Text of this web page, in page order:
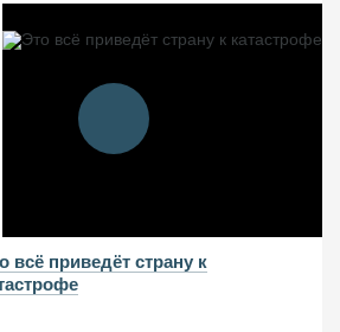
всё приведёт страну к